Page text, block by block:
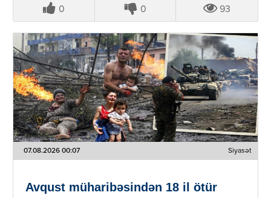
0 0 93
07.08.2026 00:07 Siyasət
Avqust müharibəsindən 18 il ötür